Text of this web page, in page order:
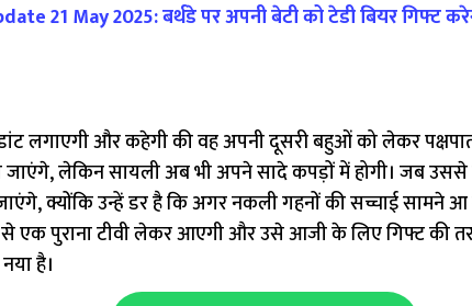
21 May 2025: बर्थडे पर अपनी बेटी को टेडी बियर गिफ्ट
लगाएगी और कहेगी की वह अपनी दूसरी बहुओं को लेकर
जाएंगे, लेकिन सायली अब भी अपने सादे कपड़ों में होगी। जब
क्योंकि उन्हें डर है कि अगर नकली गहनों की सच्चाई सामने
पुराना टीवी लेकर आएगी और उसे आजी के लिए गिफ्ट की
है।